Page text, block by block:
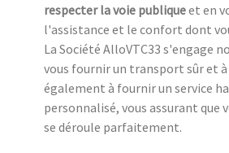
respecter la voie publiqueet en
l'assistance et le confort dont
La Société AlloVTC33 s'engage
vous fournir un transport sûr et
également à fournir un service
personnalisé, vous assurant que
se déroule parfaitement.